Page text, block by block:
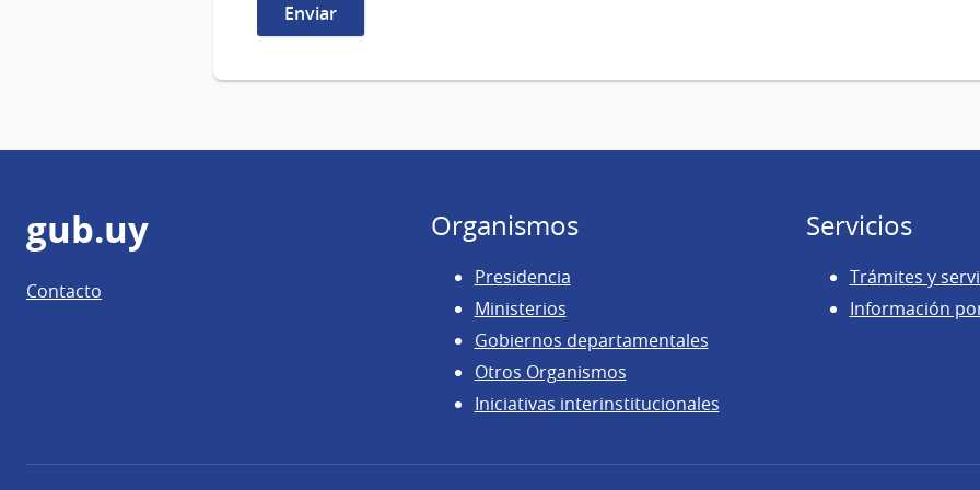
Pie
de
página
gub.uy
Contacto
Organismos
Presidencia
Ministerios
Gobiernos departamentales
Otros Organismos
Iniciativas interinstitucionales
Servicios
Trámites y
Información